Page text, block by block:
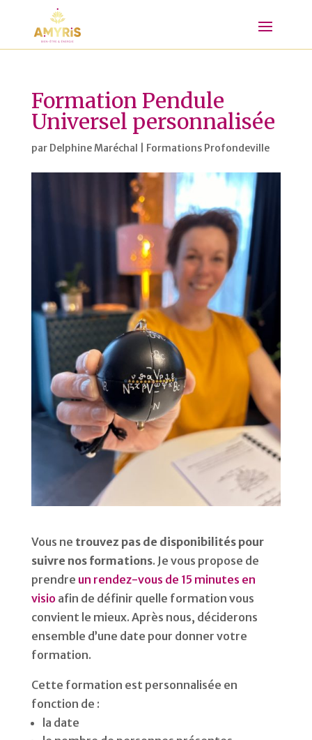
Formation Pendule
Universel personnalisée
par Delphine Maréchal Formations Profondeville
Vous ne trouvez pas de disponibilités pour
suivre nos formations. Je vous propose de
prendre un rendez-vous de 15 minutes en
visio afin de définir quelle formation vous
convient le mieux. Après nous, déciderons
ensemble d’une date pour donner votre
formation.
Cette formation est personnalisée en
fonction de :
la date